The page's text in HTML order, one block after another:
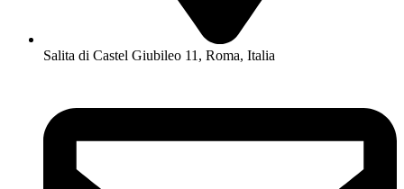
Salita di Castel Giubileo 11, Roma, Italia